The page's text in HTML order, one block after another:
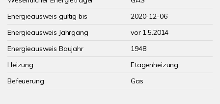
Energieausweis gültig bis
2020-12-06
Energieausweis Jahrgang
vor 1.5.2014
Energieausweis Baujahr
1948
Heizung
Etagenheizung
Befeuerung
Gas